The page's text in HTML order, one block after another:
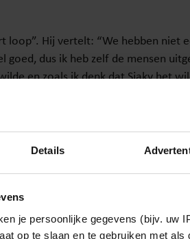
Details
je persoonlijke gegevens (bijv. uw
op te slaan en te gebruiken met
loop”. Hij vertelt: “We hebben niet
goed, dus ik heb zelf de mensen
en zoals ik denk dat Sjaky het
veel trots. Ik had echt niets
Gedaan’ uit. Het is een
hebben meegemaakt. Een